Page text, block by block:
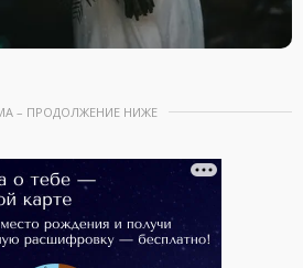
– ПРОДОЛЖЕНИЕ НИЖЕ